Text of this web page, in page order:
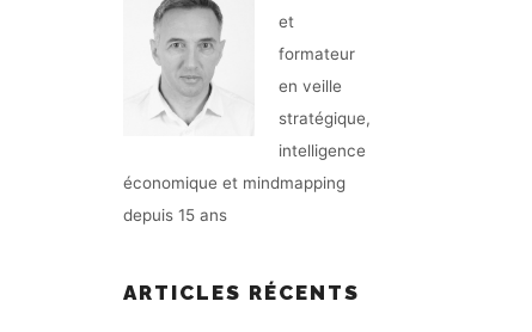
et
formateur
en veille
stratégique,
intelligence
économique et mindmapping
depuis 15 ans
ARTICLES RÉCENTS